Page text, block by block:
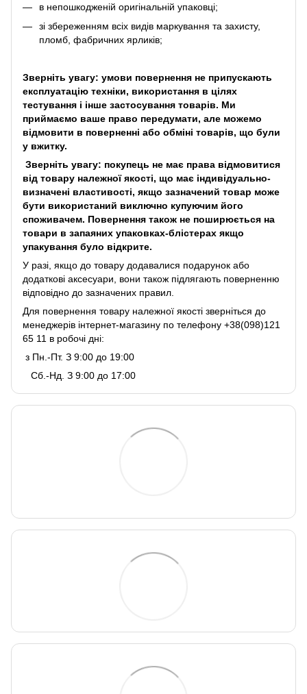
в непошкодженій оригінальній упаковці;
зі збереженням всіх видів маркування та захисту,
пломб, фабричних ярликів;
Зверніть увагу: умови повернення не припускають
експлуатацію техніки, використання в цілях
тестування і інше застосування товарів. Ми
приймаємо ваше право передумати, але можемо
відмовити в поверненні або обміні товарів, що були
у вжитку.
Зверніть увагу: покупець не має права відмовитися
від товару належної якості, що має індивідуально-
визначені властивості, якщо зазначений товар може
бути використаний виключно купуючим його
споживачем. Повернення також не поширюється на
товари в запаяних упаковках-блістерах якщо
упакування було відкрите.
У разі, якщо до товару додавалися подарунок або
додаткові аксесуари, вони також підлягають поверненню
відповідно до зазначених правил.
Для повернення товару належної якості зверніться до
менеджерів інтернет-магазину по телефону +38(098)121
65 11 в робочі дні:
з Пн.-Пт. З 9:00 до 19:00
Сб.-Нд. З 9:00 до 17:00